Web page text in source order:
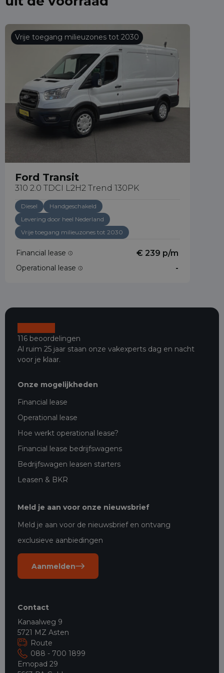
Vrije toegang milieuzones tot 2030
Ford Transit
310 2.0 TDCI L2H2 Trend 130PK
Diesel
Handgeschakeld
Levering door heel Nederland
Vrije toegang milieuzones tot 2030
Financial lease € 239 p/m
Operational lease -
116 beoordelingen
Al ruim 25 jaar staan onze vakexperts dag en nacht
voor je klaar.
Onze mogelijkheden
Financial lease
Operational lease
Hoe werkt operational lease?
Financial lease bedrijfswagens
Bedrijfswagen leasen starters
Leasen & BKR
Meld je aan voor onze nieuwsbrief
Meld je aan voor de nieuwsbrief en ontvang
exclusieve aanbiedingen
Aanmelden
Contact
Kanaalweg 9
5721 MZ Asten
Route
088 - 700 1899
Emopad 29